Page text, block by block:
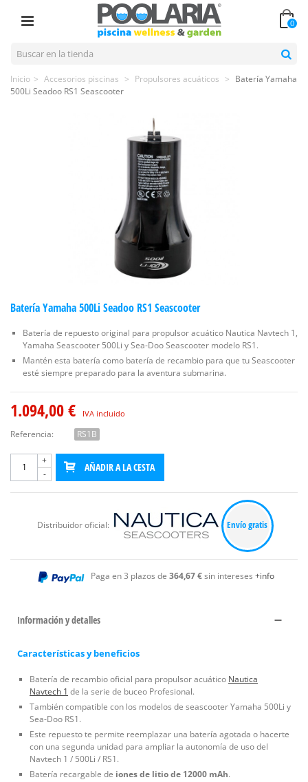
0
Inicio > Accesorios piscinas > Propulsores acuáticos > Batería Yamaha
500Li Seadoo RS1 Seascooter
Batería Yamaha 500Li Seadoo RS1 Seascooter
Batería de repuesto original para propulsor acuático Nautica Navtech 1,
Yamaha Seascooter 500Li y Sea-Doo Seascooter modelo RS1.
Mantén esta batería como batería de recambio para que tu Seascooter
esté siempre preparado para la aventura submarina.
1.094,00 € IVA incluido
Referencia: RS1B
-
+
AÑADIR A LA CESTA
Distribuidor oficial: Envío gratis
Paga en 3 plazos de 364,67 €sin intereses +info
Información y detalles
Características y beneficios
Batería de recambio oficial para propulsor acuático Nautica
Navtech 1 de la serie de buceo Profesional.
También compatible con los modelos de seascooter Yamaha 500Li y
Sea-Doo RS1.
Este repuesto te permite reemplazar una batería agotada o hacerte
con una segunda unidad para ampliar la autonomía de uso del
Navtech 1 / 500Li / RS1.
Batería recargable de iones de litio de 12000 mAh.